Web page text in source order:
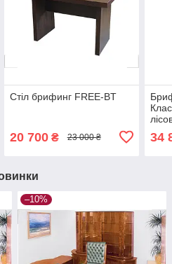
Стіл брифинг FREE-BT
20 700₴ 23 000 ₴ 34
–10%